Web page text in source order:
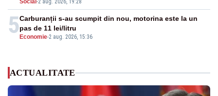
Social -2 aug. 2026, 19:28
5 Economie-2 aug. 2026, 15:36
Carburanții s-au scumpit din nou, motorina este la un
pas de 11 lei/litru
ACTUALITATE